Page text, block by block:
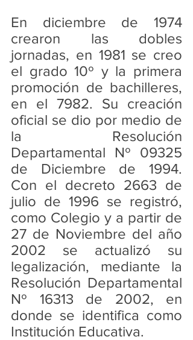
En diciembre de 1974
crearon las dobles
jornadas, en 1981 se creo
el grado 10º y la primera
promoción de bachilleres,
en el 7982. Su creación
oficial se dio por medio de
la Resolución
Departamental Nº 09325
de Diciembre de 1994.
Con el decreto 2663 de
julio de 1996 se registró,
como Colegio y a partir de
27 de Noviembre del año
2002 se actualizó su
legalización, mediante la
Resolución Departamental
Nº 16313 de 2002, en
donde se identifica como
Institución Educativa.